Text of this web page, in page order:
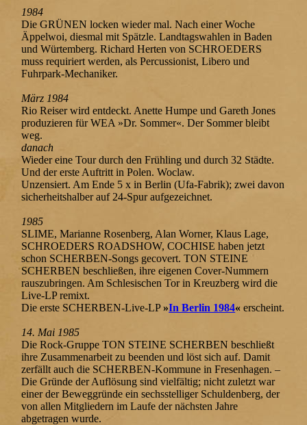
1984
Die GRÜNEN locken wieder mal. Nach einer Woche
Äppelwoi, diesmal mit Spätzle. Landtagswahlen in Baden
und Würtemberg. Richard Herten von SCHROEDERS
muss requiriert werden, als Percussionist, Libero und
Fuhrpark-Mechaniker.
März 1984
Rio Reiser wird entdeckt. Anette Humpe und Gareth Jones
produzieren für WEA »Dr. Sommer«. Der Sommer bleibt
weg.
danach
Wieder eine Tour durch den Frühling und durch 32 Städte.
Und der erste Auftritt in Polen. Woclaw.
Unzensiert. Am Ende 5 x in Berlin (Ufa-Fabrik); zwei davon
sicherheitshalber auf 24-Spur aufgezeichnet.
1985
SLIME, Marianne Rosenberg, Alan Worner, Klaus Lage,
SCHROEDERS ROADSHOW, COCHISE haben jetzt
schon SCHERBEN-Songs gecovert. TON STEINE
SCHERBEN beschließen, ihre eigenen Cover-Nummern
rauszubringen. Am Schlesischen Tor in Kreuzberg wird die
Live-LP remixt.
Die erste SCHERBEN-Live-LP»In Berlin 1984« erscheint.
14. Mai 1985
Die Rock-Gruppe TON STEINE SCHERBEN beschließt
ihre Zusammenarbeit zu beenden und löst sich auf. Damit
zerfällt auch die SCHERBEN-Kommune in Fresenhagen. –
Die Gründe der Auflösung sind vielfältig; nicht zuletzt war
einer der Beweggründe ein sechsstelliger Schuldenberg, der
von allen Mitgliedern im Laufe der nächsten Jahre
abgetragen wurde.